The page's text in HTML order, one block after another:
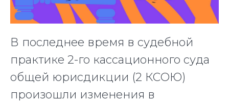
В последнее время в судебной
практике 2-го кассационного суда
общей юрисдикции (2 КСОЮ)
произошли изменения в